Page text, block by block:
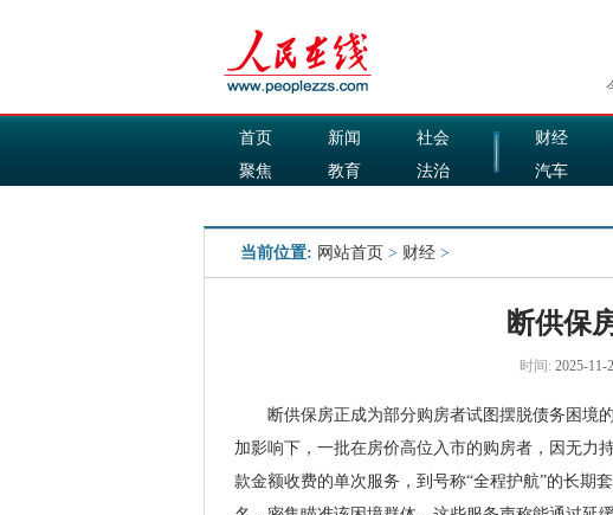
首页 新闻
社会
聚焦
教育
法治
财经
汽车
当前位置: 网站首页 > 财经 >
断供保
时间: 2025-11-
断供保房正成为部分购房者试图摆脱债务困境的
加影响下，一批在房价高位入市的购房者，因无力
款金额收费的单次服务，到号称“全程护航”的长期